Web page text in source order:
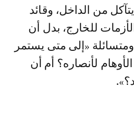
من الداخل، وقائد
للخارج، بدل أن
«إلى متى يستمر
لأنصاره؟ أم أن